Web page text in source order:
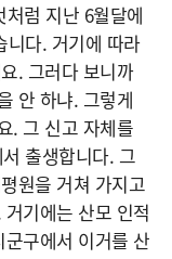
럼 지난 6월달에
니다. 거기에 따라
. 그러다 보니까
안 하냐. 그렇게
. 그 신고 자체를
출생합니다. 그
원을 거쳐 가지고
기에는 산모 인적
구에서 이거를 산